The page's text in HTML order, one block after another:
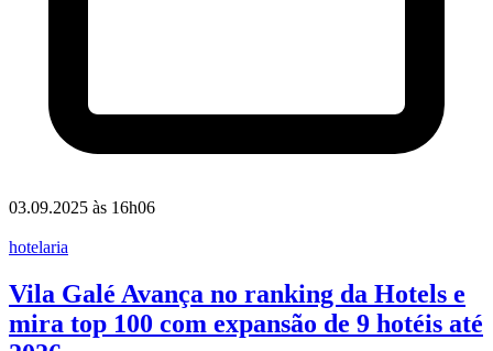
03.09.2025 às 16h06
hotelaria
Vila Galé Avança no ranking da Hotels e
mira top 100 com expansão de 9 hotéis até